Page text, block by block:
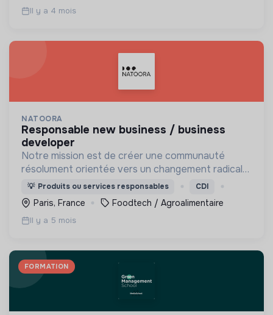
Il y a 4 mois
NATOORA
responsable new business / business
developer
Notre mission est de créer une communauté
résolument orientée vers un changement radical
et continu du système alimentaire, plus juste
envers la terre et ses acteurs.
💡 Produits ou services responsables CDI
Paris, France Foodtech / Agroalimentaire
Il y a 5 mois
FORMATION